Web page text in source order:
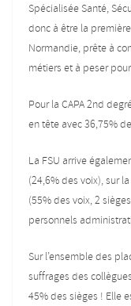
Spécialisée Santé,
donc à être la
Normandie, prête à
métiers et à peser
Pour la CAPA 2nd
en tête avec 36,75%
La FSU arrive
(24,6% des voix), sur
(55% des voix, 2
personnels
Sur l’ensemble des
suffrages des
45% des sièges ! Elle